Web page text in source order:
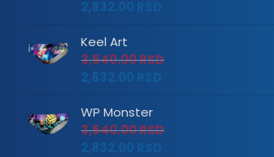
2,832.00
Keel Art
3,540.00RSD
2,832.00
WP Monster
3,540.00RSD
2,832.00